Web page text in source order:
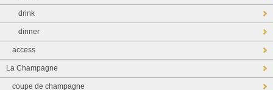
drink
dinner
access
La Champagne
coupe de champagne